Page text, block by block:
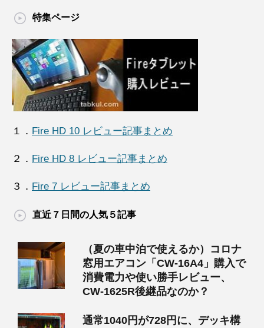
特集ページ
１． Fire HD 10 レビュー記事まとめ
２． Fire HD 8 レビュー記事まとめ
３． Fire 7 レビュー記事まとめ
直近７日間の人気５記事
（夏の車中泊で使えるか）コロナ
窓用エアコン「CW-16A4」購入で
消費電力や使い勝手レビュー、
CW-1625R後継品なのか？
通常1040円が728円に、デッキ構